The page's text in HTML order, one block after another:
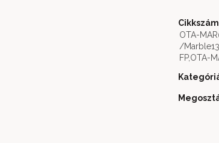
OTA-
/
FP,OTA-